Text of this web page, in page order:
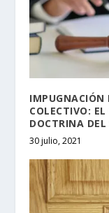
IMPUGNACIÓN
COLECTIVO:
DOCTRINA DEL
30 julio, 2021